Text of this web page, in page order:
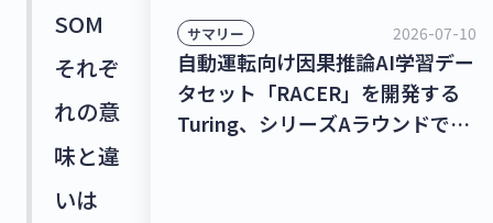
SOM
それぞ
れの意
味と違
いは
サマリー 2026-07-10
自動運転向け因果推論AI学習デー
タセット「RACER」を開発する
Turing、シリーズAラウンドで